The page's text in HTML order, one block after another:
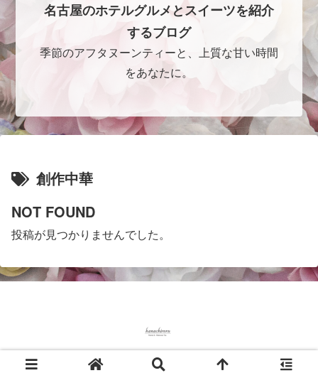
名古屋のホテルグルメとスイーツを紹介
するブログ
季節のアフタヌーンティーと、上質な甘い時間
をあなたに。
創作中華
NOT FOUND
投稿が見つかりませんでした。
© 2022 Hanachiroruのホテルグルメ＆スイーツ.